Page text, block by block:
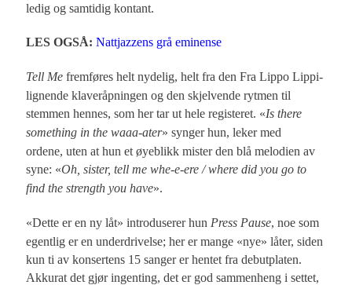
ledig og samtidig kontant.
LES OGSÅ: Nattjazzens grå eminense
Tell Me fremføres helt nydelig, helt fra den Fra Lippo Lippi-
lignende klaveråpningen og den skjelvende rytmen til
stemmen hennes, som her tar ut hele registeret. «Is there
something in the waaa-ater» synger hun, leker med
ordene, uten at hun et øyeblikk mister den blå melodien av
syne: «Oh, sister, tell me whe-e-ere / where did you go to
find the strength you have».
«Dette er en ny låt» introduserer hun Press Pause, noe som
egentlig er en underdrivelse; her er mange «nye» låter, siden
kun ti av konsertens 15 sanger er hentet fra debutplaten.
Akkurat det gjør ingenting, det er god sammenheng i settet,